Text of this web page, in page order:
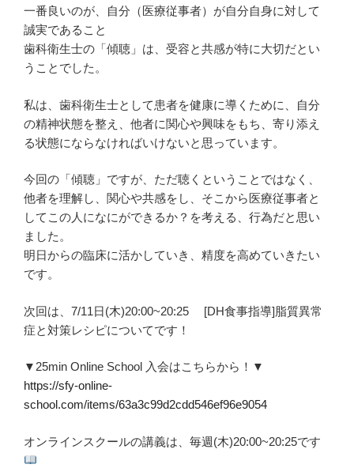
一番良いのが、自分（医療従事者）が自分自身に対して
誠実であること
歯科衛生士の「傾聴」は、受容と共感が特に大切だとい
うことでした。
私は、歯科衛生士として患者を健康に導くために、自分
の精神状態を整え、他者に関心や興味をもち、寄り添え
る状態にならなければいけないと思っています。
今回の「傾聴」ですが、ただ聴くということではなく、
他者を理解し、関心や共感をし、そこから医療従事者と
してこの人になにができるか？を考える、行為だと思い
ました。
明日からの臨床に活かしていき、精度を高めていきたい
です。
次回は、7/11日(木)20:00~20:25 [DH食事指導]脂質異常
症と対策レシピについてです！
▼25min Online School 入会はこちらから！▼
https://sfy-online-
school.com/items/63a3c99d2cdd546ef96e9054
オンラインスクールの講義は、毎週(木)20:00~20:25です